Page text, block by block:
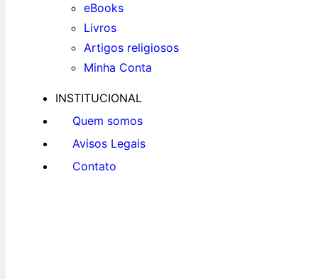
eBooks
Livros
Artigos religiosos
Minha Conta
INSTITUCIONAL
Quem somos
Avisos Legais
Contato